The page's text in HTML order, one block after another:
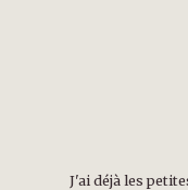
J'ai déjà les